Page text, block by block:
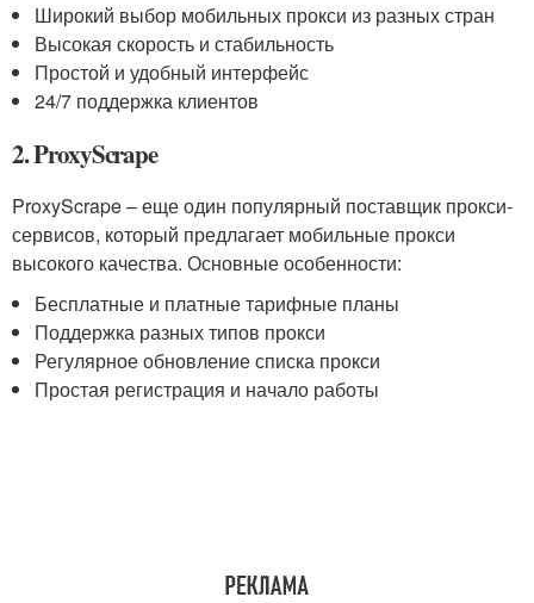
Широкий выбор мобильных прокси из разных стран
Высокая скорость и стабильность
Простой и удобный интерфейс
24/7 поддержка клиентов
2. ProxyScrape
ProxyScrape – еще один популярный поставщик прокси-
сервисов, который предлагает мобильные прокси
высокого качества. Основные особенности:
Бесплатные и платные тарифные планы
Поддержка разных типов прокси
Регулярное обновление списка прокси
Простая регистрация и начало работы